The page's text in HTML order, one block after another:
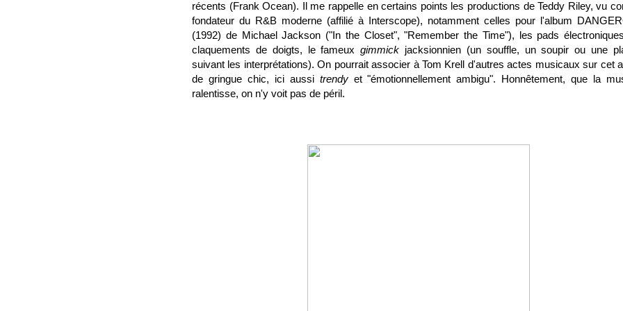
récents (Frank Ocean). Il me rappelle en certains points les productions de Teddy Riley, vu
fondateur du R&B moderne (affilié à Interscope), notamment celles pour l'album
(1992) de Michael Jackson ("In the Closet", "Remember the Time"), les pads
claquements de doigts, le fameuxgimmick jacksionnien (un souffle, un soupir ou une
suivant les interprétations). On pourrait associer à Tom Krell d'autres actes musicaux sur cet
de gringue chic, ici aussi trendy et "émotionnellement ambigu". Honnêtement, que la
ralentisse, on n'y voit pas de péril.